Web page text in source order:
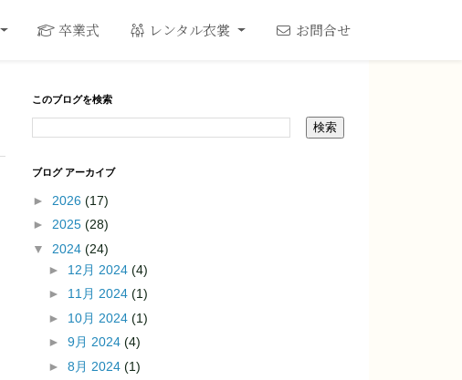
卒業式 レンタル衣裳 お問合せ
このブログを検索
ブログ アーカイブ
► 2026 (17)
► 2025 (28)
▼ 2024 (24)
► 12月 2024 (4)
► 11月 2024 (1)
► 10月 2024 (1)
► 9月 2024 (4)
► 8月 2024 (1)